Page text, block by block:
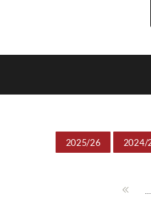
2025/26 2024/
...